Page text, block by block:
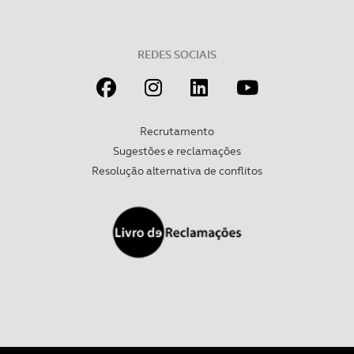
Consulte a política de cookies do site.
REDES SOCIAIS
Recrutamento
Sugestões e reclamações
Resolução alternativa de conflitos